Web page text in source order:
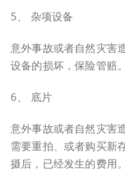
5、 杂项设备
意外事故或者自然灾害
设备的损坏，保险管赔。
6、 底片
意外事故或者自然灾害
需要重拍、或者购买新
摄后，已经发生的费用